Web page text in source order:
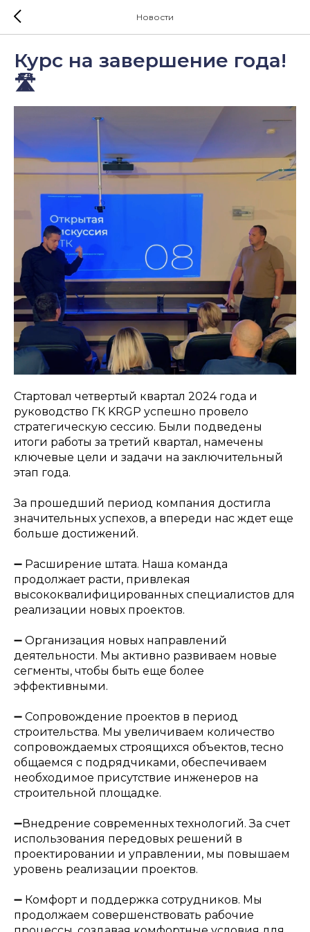
Новости
Курс на завершение года!
🛣
Стартовал четвертый квартал 2024 года и
руководство ГК KRGP успешно провело
стратегическую сессию. Были подведены
итоги работы за третий квартал, намечены
ключевые цели и задачи на заключительный
этап года.
За прошедший период компания достигла
значительных успехов, а впереди нас ждет еще
больше достижений.
➖ Расширение штата. Наша команда
продолжает расти, привлекая
высококвалифицированных специалистов для
реализации новых проектов.
➖ Организация новых направлений
деятельности. Мы активно развиваем новые
сегменты, чтобы быть еще более
эффективными.
➖ Сопровождение проектов в период
строительства. Мы увеличиваем количество
сопровождаемых строящихся объектов, тесно
общаемся с подрядчиками, обеспечиваем
необходимое присутствие инженеров на
строительной площадке.
➖Внедрение современных технологий. За счет
использования передовых решений в
проектировании и управлении, мы повышаем
уровень реализации проектов.
➖ Комфорт и поддержка сотрудников. Мы
продолжаем совершенствовать рабочие